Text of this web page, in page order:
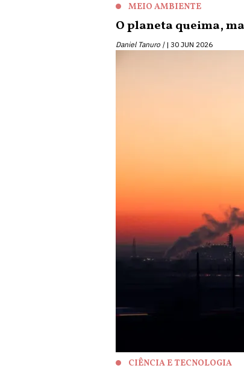
MEIO AMBIENTE
O planeta queima,
Daniel Tanuro | 30 JUN 2026
CIÊNCIA E TECNOLOGIA